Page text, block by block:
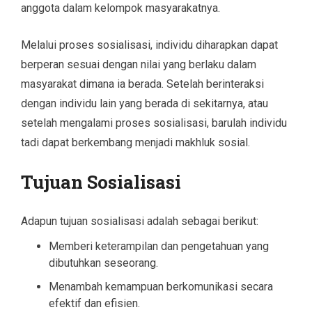
anggota dalam kelompok masyarakatnya.
Melalui proses sosialisasi, individu diharapkan dapat
berperan sesuai dengan nilai yang berlaku dalam
masyarakat dimana ia berada. Setelah berinteraksi
dengan individu lain yang berada di sekitarnya, atau
setelah mengalami proses sosialisasi, barulah individu
tadi dapat berkembang menjadi makhluk sosial.
Tujuan Sosialisasi
Adapun tujuan sosialisasi adalah sebagai berikut:
Memberi keterampilan dan pengetahuan yang
dibutuhkan seseorang.
Menambah kemampuan berkomunikasi secara
efektif dan efisien.